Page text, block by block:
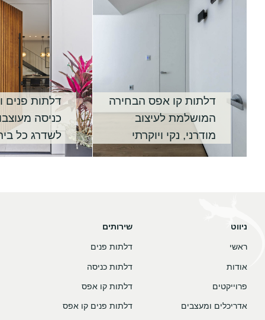
דלתות קו אפס הבחירה
המושלמת לעיצוב
מודרני, נקי ויוקרתי
דלתות פנים
כניסה
לשדרג כל
ניווט
ראשי
אודות
פרוייקטים
אדריכלים ומעצבים
שירותים
דלתות פנים
דלתות כניסה
דלתות קו אפס
דלתות פנים קו אפס